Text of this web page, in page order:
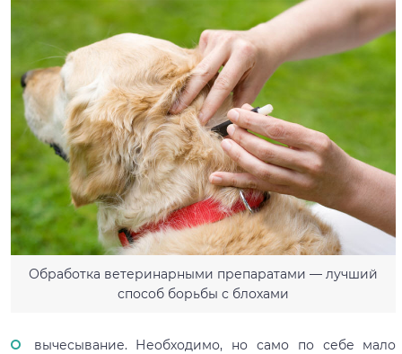
Обработка ветеринарными препаратами — лучший
способ борьбы с блохами
вычесывание. Необходимо, но само по себе мало